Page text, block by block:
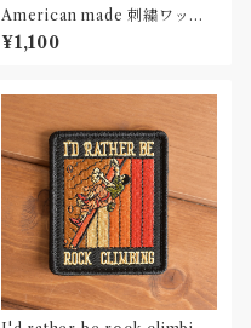
American made 刺繍ワッペ
ン Patch
¥1,100